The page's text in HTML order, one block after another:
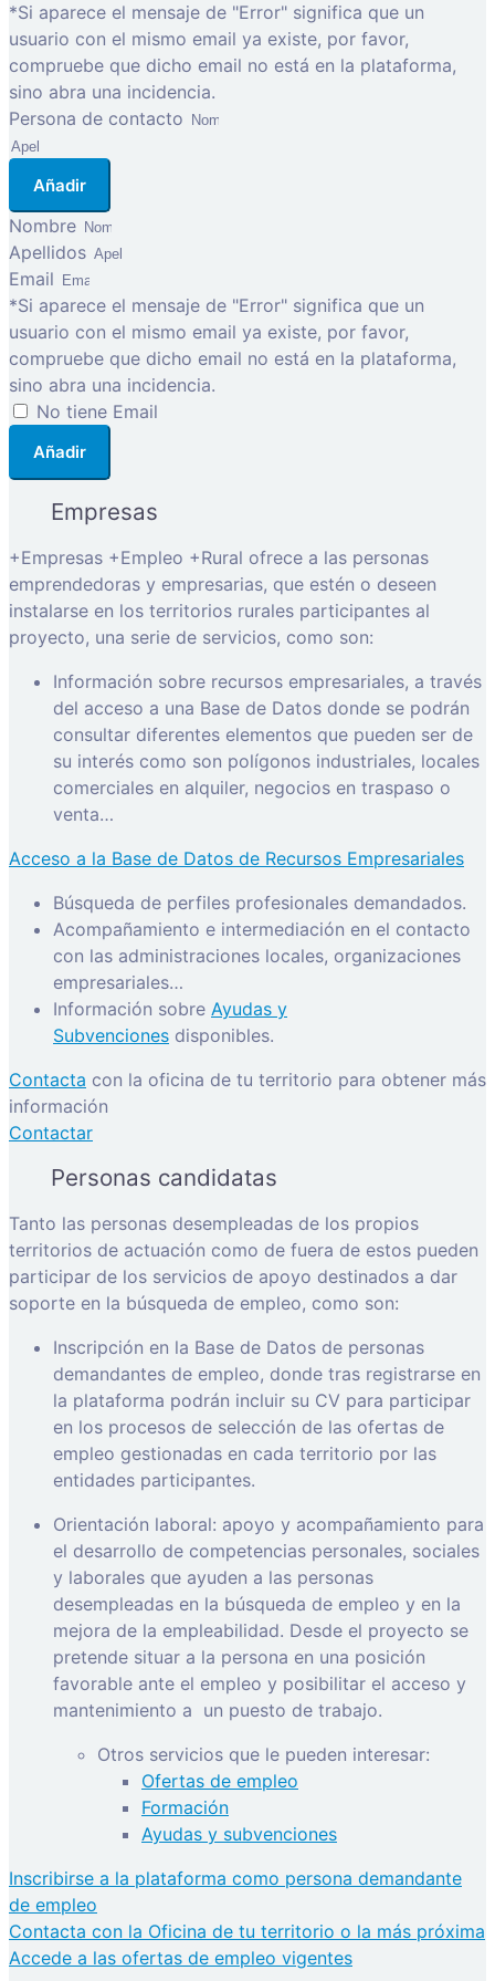
*Si aparece el mensaje de "Error" significa que un
usuario con el mismo email ya existe, por favor,
compruebe que dicho email no está en la plataforma,
sino abra una incidencia.
Persona de contacto
Añadir
Nombre
Apellidos
Email
*Si aparece el mensaje de "Error" significa que un
usuario con el mismo email ya existe, por favor,
compruebe que dicho email no está en la plataforma,
sino abra una incidencia.
No tiene Email
Añadir
Empresas
+Empresas +Empleo +Rural ofrece a las personas
emprendedoras y empresarias, que estén o deseen
instalarse en los territorios rurales participantes al
proyecto, una serie de servicios, como son:
Información sobre recursos empresariales, a través
del acceso a una Base de Datos donde se podrán
consultar diferentes elementos que pueden ser de
su interés como son polígonos industriales, locales
comerciales en alquiler, negocios en traspaso o
venta…
Acceso a la Base de Datos de Recursos Empresariales
Búsqueda de perfiles profesionales demandados.
Acompañamiento e intermediación en el contacto
con las administraciones locales, organizaciones
empresariales…
Información sobre Ayudas y
Subvenciones disponibles.
Contacta con la oficina de tu territorio para obtener más
información
Contactar
Personas candidatas
Tanto las personas desempleadas de los propios
territorios de actuación como de fuera de estos pueden
participar de los servicios de apoyo destinados a dar
soporte en la búsqueda de empleo, como son:
Inscripción en la Base de Datos de personas
demandantes de empleo, donde tras registrarse en
la plataforma podrán incluir su CV para participar
en los procesos de selección de las ofertas de
empleo gestionadas en cada territorio por las
entidades participantes.
Orientación laboral: apoyo y acompañamiento para
el desarrollo de competencias personales, sociales
y laborales que ayuden a las personas
desempleadas en la búsqueda de empleo y en la
mejora de la empleabilidad. Desde el proyecto se
pretende situar a la persona en una posición
favorable ante el empleo y posibilitar el acceso y
mantenimiento a un puesto de trabajo.
Otros servicios que le pueden interesar:
Ofertas de empleo
Formación
Ayudas y subvenciones
Inscribirse a la plataforma como persona demandante
de empleo
Contacta con la Oficina de tu territorio o la más próxima
Accede a las ofertas de empleo vigentes